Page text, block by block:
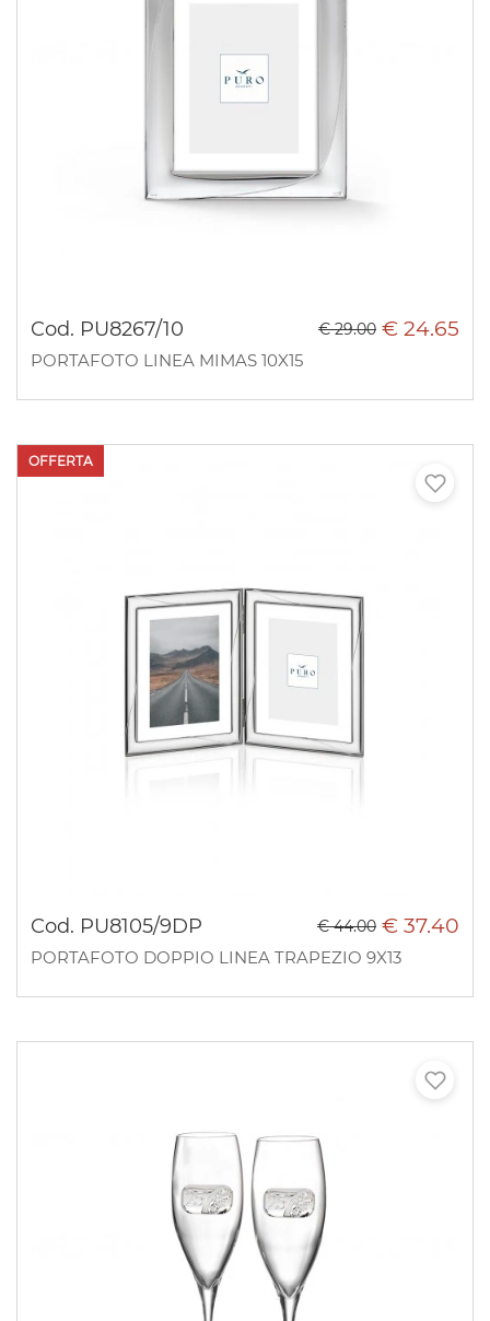
Cod. PU8267/10 € 24.65
€ 29.00
PORTAFOTO LINEA MIMAS 10X15
Cod. PU8105/9DP € 37.40
€ 44.00
PORTAFOTO DOPPIO LINEA TRAPEZIO 9X13